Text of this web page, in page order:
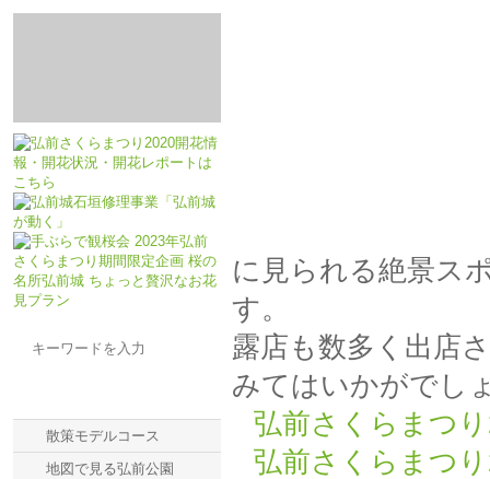
に見られる絶景ス
す。
露店も数多く出店
みてはいかがでし
弘前さくらまつ
弘前さくらまつ
散策モデルコース
地図で見る弘前公園